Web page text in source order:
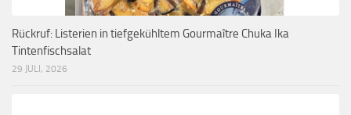
Rückruf: Listerien in tiefgekühltem Gourmaître Chuka Ika
Tintenfischsalat
29 JULI, 2026